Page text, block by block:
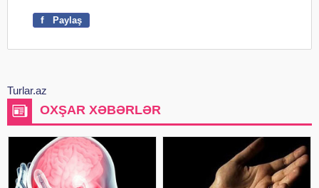
f Paylaş
Turlar.az
OXŞAR XƏBƏRLƏR